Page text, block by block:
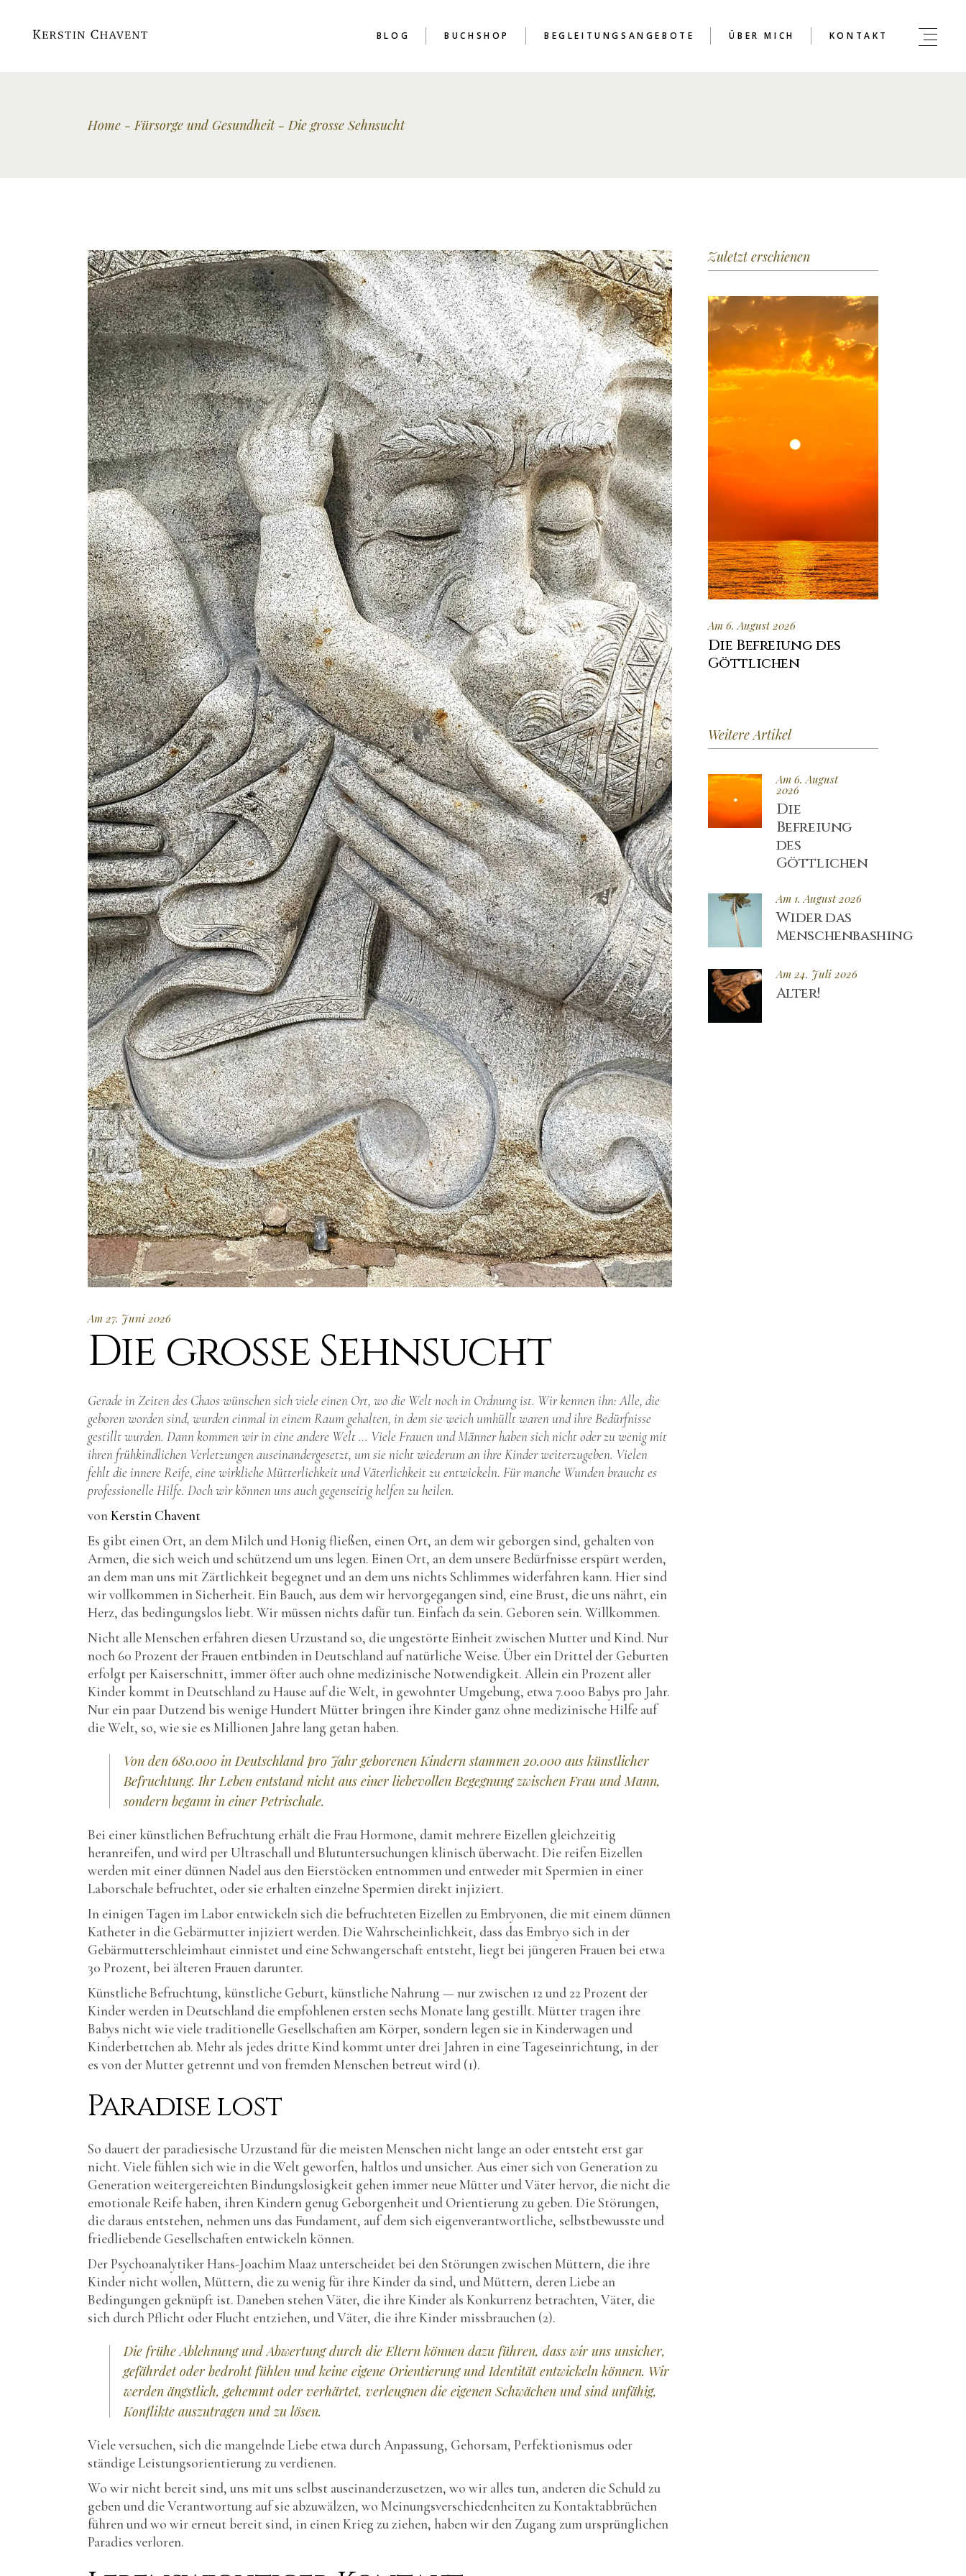
BLOG BUCHSHOP BEGLEITUNGSANGEBOTE ÜBER MICH KONTAKT
Home Fürsorge und Gesundheit Die grosse Sehnsucht
Am 27. Juni 2026
Die grosse Sehnsucht
Gerade in Zeiten des Chaos wünschen sich viele einen Ort, wo die Welt noch in Ordnung ist. Wir kennen ihn: Alle, die
geboren worden sind, wurden einmal in einem Raum gehalten, in dem sie weich umhüllt waren und ihre Bedürfnisse
gestillt wurden. Dann kommen wir in eine andere Welt … Viele Frauen und Männer haben sich nicht oder zu wenig mit
ihren frühkindlichen Verletzungen auseinandergesetzt, um sie nicht wiederum an ihre Kinder weiterzugeben. Vielen
fehlt die innere Reife, eine wirkliche Mütterlichkeit und Väterlichkeit zu entwickeln. Für manche Wunden braucht es
professionelle Hilfe. Doch wir können uns auch gegenseitig helfen zu heilen.
vonKerstin Chavent
Es gibt einen Ort, an dem Milch und Honig fließen, einen Ort, an dem wir geborgen sind, gehalten von
Armen, die sich weich und schützend um uns legen. Einen Ort, an dem unsere Bedürfnisse erspürt werden,
an dem man uns mit Zärtlichkeit begegnet und an dem uns nichts Schlimmes widerfahren kann. Hier sind
wir vollkommen in Sicherheit. Ein Bauch, aus dem wir hervorgegangen sind, eine Brust, die uns nährt, ein
Herz, das bedingungslos liebt. Wir müssen nichts dafür tun. Einfach da sein. Geboren sein. Willkommen.
Nicht alle Menschen erfahren diesen Urzustand so, die ungestörte Einheit zwischen Mutter und Kind. Nur
noch 60 Prozent der Frauen entbinden in Deutschland auf natürliche Weise. Über ein Drittel der Geburten
erfolgt per Kaiserschnitt, immer öfter auch ohne medizinische Notwendigkeit. Allein ein Prozent aller
Kinder kommt in Deutschland zu Hause auf die Welt, in gewohnter Umgebung, etwa 7.000 Babys pro Jahr.
Nur ein paar Dutzend bis wenige Hundert Mütter bringen ihre Kinder ganz ohne medizinische Hilfe auf
die Welt, so, wie sie es Millionen Jahre lang getan haben.
Von den 680.000 in Deutschland pro Jahr geborenen Kindern stammen 20.000 aus künstlicher
Befruchtung. Ihr Leben entstand nicht aus einer liebevollen Begegnung zwischen Frau und Mann,
sondern begann in einer Petrischale.
Bei einer künstlichen Befruchtung erhält die Frau Hormone, damit mehrere Eizellen gleichzeitig
heranreifen, und wird per Ultraschall und Blutuntersuchungen klinisch überwacht. Die reifen Eizellen
werden mit einer dünnen Nadel aus den Eierstöcken entnommen und entweder mit Spermien in einer
Laborschale befruchtet, oder sie erhalten einzelne Spermien direkt injiziert.
In einigen Tagen im Labor entwickeln sich die befruchteten Eizellen zu Embryonen, die mit einem dünnen
Katheter in die Gebärmutter injiziert werden. Die Wahrscheinlichkeit, dass das Embryo sich in der
Gebärmutterschleimhaut einnistet und eine Schwangerschaft entsteht, liegt bei jüngeren Frauen bei etwa
30 Prozent, bei älteren Frauen darunter.
Künstliche Befruchtung, künstliche Geburt, künstliche Nahrung — nur zwischen 12 und 22 Prozent der
Kinder werden in Deutschland die empfohlenen ersten sechs Monate lang gestillt. Mütter tragen ihre
Babys nicht wie viele traditionelle Gesellschaften am Körper, sondern legen sie in Kinderwagen und
Kinderbettchen ab. Mehr als jedes dritte Kind kommt unter drei Jahren in eine Tageseinrichtung, in der
es von der Mutter getrennt und von fremden Menschen betreut wird (1).
Paradise lost
So dauert der paradiesische Urzustand für die meisten Menschen nicht lange an oder entsteht erst gar
nicht. Viele fühlen sich wie in die Welt geworfen, haltlos und unsicher. Aus einer sich von Generation zu
Generation weitergereichten Bindungslosigkeit gehen immer neue Mütter und Väter hervor, die nicht die
emotionale Reife haben, ihren Kindern genug Geborgenheit und Orientierung zu geben. Die Störungen,
die daraus entstehen, nehmen uns das Fundament, auf dem sich eigenverantwortliche, selbstbewusste und
friedliebende Gesellschaften entwickeln können.
Der Psychoanalytiker Hans-Joachim Maaz unterscheidet bei den Störungen zwischen Müttern, die ihre
Kinder nicht wollen, Müttern, die zu wenig für ihre Kinder da sind, und Müttern, deren Liebe an
Bedingungen geknüpft ist. Daneben stehen Väter, die ihre Kinder als Konkurrenz betrachten, Väter, die
sich durch Pflicht oder Flucht entziehen, und Väter, die ihre Kinder missbrauchen (2).
Die frühe Ablehnung und Abwertung durch die Eltern können dazu führen, dass wir uns unsicher,
gefährdet oder bedroht fühlen und keine eigene Orientierung und Identität entwickeln können. Wir
werden ängstlich, gehemmt oder verhärtet, verleugnen die eigenen Schwächen und sind unfähig,
Konflikte auszutragen und zu lösen.
Viele versuchen, sich die mangelnde Liebe etwa durch Anpassung, Gehorsam, Perfektionismus oder
ständige Leistungsorientierung zu verdienen.
Wo wir nicht bereit sind, uns mit uns selbst auseinanderzusetzen, wo wir alles tun, anderen die Schuld zu
geben und die Verantwortung auf sie abzuwälzen, wo Meinungsverschiedenheiten zu Kontaktabbrüchen
führen und wo wir erneut bereit sind, in einen Krieg zu ziehen, haben wir den Zugang zum ursprünglichen
Paradies verloren.
Zuletzt erschienen
Am 6. August 2026
Die Befreiung des
Göttlichen
Weitere Artikel
Am 6. August
2026
Die
Befreiung
des
Göttlichen
Am 1. August 2026
Wider das
Menschenbashing
Am 24. Juli 2026
Alter!